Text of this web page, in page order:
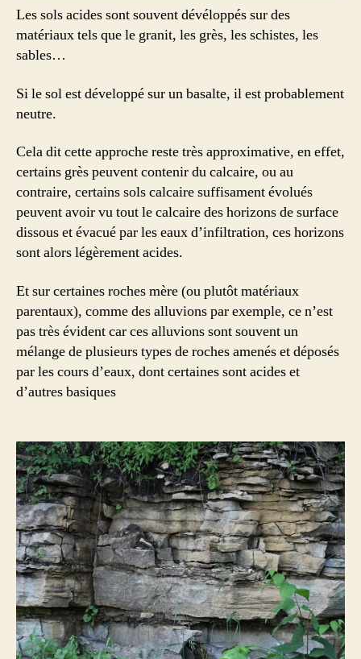
Les sols acides sont souvent dévéloppés sur des
matériaux tels que le granit, les grès, les schistes, les
sables…
Si le sol est développé sur un basalte, il est probablement
neutre.
Cela dit cette approche reste très approximative, en effet,
certains grès peuvent contenir du calcaire, ou au
contraire, certains sols calcaire suffisament évolués
peuvent avoir vu tout le calcaire des horizons de surface
dissous et évacué par les eaux d’infiltration, ces horizons
sont alors légèrement acides.
Et sur certaines roches mère (ou plutôt matériaux
parentaux), comme des alluvions par exemple, ce n’est
pas très évident car ces alluvions sont souvent un
mélange de plusieurs types de roches amenés et déposés
par les cours d’eaux, dont certaines sont acides et
d’autres basiques